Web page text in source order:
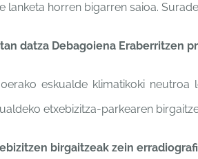
lanketa horren bigarren saioa.
datza Debagoiena Eraberritzen
eskualde klimatikoki neutroa
etxebizitza-parkearen
birgaitzeak zein